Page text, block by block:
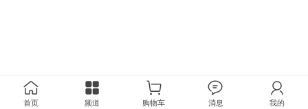
首页 频道 购物车 消息 我的